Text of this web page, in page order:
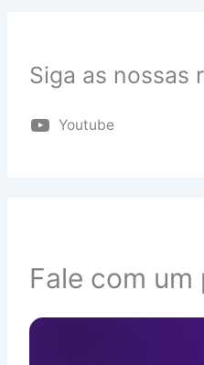
Siga as nossas
Youtube
Fale com